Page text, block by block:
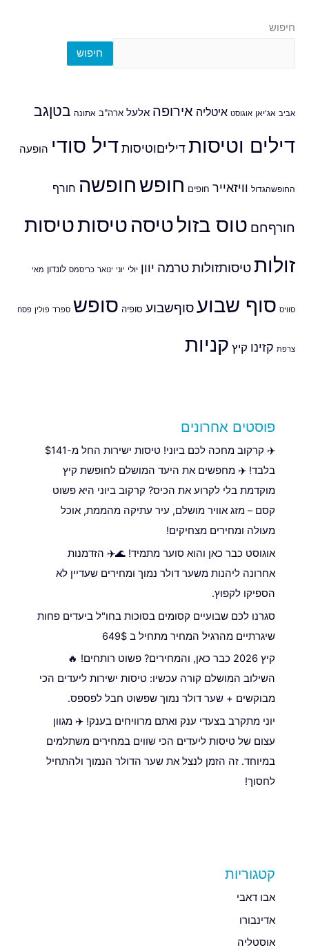
חיפוש
חיפוש
אביב אג'יאן אוגוסט איטליה אירופה אלעל ארה"ב אתונה בטןגב
דילים וטיסותדיליםוטיסותדיל סודי הופעה
החופשהגדול וויזאייר חופים חופשחופשה חורף
חורףחםטוס בזול טיסהטיסותטיסות
זולותטיסותזולותטרמהיוון יולי יוני ינואר כריסמס לונדון מאי
סוויס סוף שבועסוףשבוע סופיה סופש ספרד פולין פסח
צרפת קזינו קיץ קניות
פוסטים אחרונים
✈️ קרקוב מחכה לכם ביוני! טיסות ישירות החל מ-$141
בלבד! ✈️ מחפשים את היעד המושלם לחופשת קיץ
מוקדמת בלי לקרוע את הכיס? קרקוב ביוני היא פשוט
קסם – מזג אוויר מושלם, עיר עתיקה מהממת, אוכל
מעולה ומחירים מצחיקים!
אוגוסט כבר כאן והוא סוער מתמיד! 🌊✈️ הזדמנות
אחרונה ליהנות משער דולר נמוך ומחירים שעדיין לא
הספיקו לקפוץ.
סגרנו לכם שבועיים קסומים בסוכות בחו"ל ביעדים פחות
שיגרתיים מהרגיל המחיר מתחיל ב 649$
קיץ 2026 כבר כאן, והמחירים? פשוט רותחים! 🔥
השילוב המושלם קורה עכשיו: טיסות ישירות ליעדים הכי
מבוקשים + שער דולר נמוך שפשוט חבל לפספס.
יוני מתקרב בצעדי ענק ואתם מרוויחים בענק! ✈️ מגוון
עצום של טיסות ליעדים הכי שווים במחירים משתלמים
במיוחד. זה הזמן לנצל את שער הדולר הנמוך ולהתחיל
לחסוך!
קטגוריות
אבו דאבי
אדינבורו
אוסטליה